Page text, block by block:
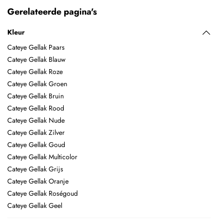
Gerelateerde pagina's
Kleur
Cateye Gellak Paars
Cateye Gellak Blauw
Cateye Gellak Roze
Cateye Gellak Groen
Cateye Gellak Bruin
Cateye Gellak Rood
Cateye Gellak Nude
Cateye Gellak Zilver
Cateye Gellak Goud
Cateye Gellak Multicolor
Cateye Gellak Grijs
Cateye Gellak Oranje
Cateye Gellak Roségoud
Cateye Gellak Geel